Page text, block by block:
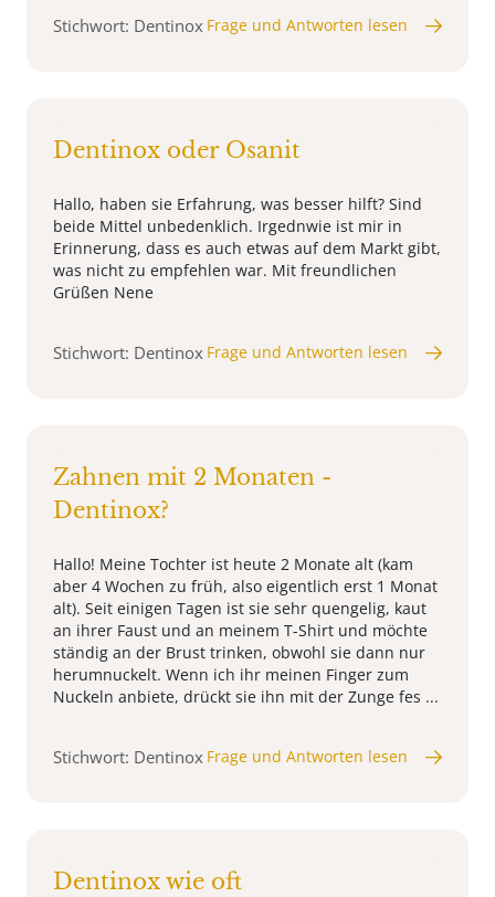
Stichwort: Dentinox Frage und Antworten lesen
Dentinox oder Osanit
Hallo, haben sie Erfahrung, was besser hilft? Sind
beide Mittel unbedenklich. Irgednwie ist mir in
Erinnerung, dass es auch etwas auf dem Markt gibt,
was nicht zu empfehlen war. Mit freundlichen
Grüßen Nene
Stichwort: Dentinox Frage und Antworten lesen
Zahnen mit 2 Monaten -
Dentinox?
Hallo! Meine Tochter ist heute 2 Monate alt (kam
aber 4 Wochen zu früh, also eigentlich erst 1 Monat
alt). Seit einigen Tagen ist sie sehr quengelig, kaut
an ihrer Faust und an meinem T-Shirt und möchte
ständig an der Brust trinken, obwohl sie dann nur
herumnuckelt. Wenn ich ihr meinen Finger zum
Nuckeln anbiete, drückt sie ihn mit der Zunge fes ...
Stichwort: Dentinox Frage und Antworten lesen
Dentinox wie oft